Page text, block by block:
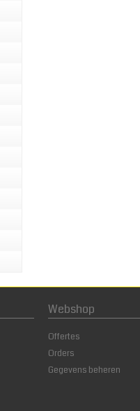
Webshop
Offertes
Orders
Gegevens beheren